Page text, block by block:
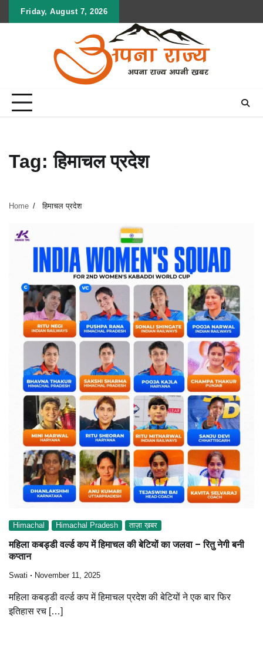
Friday, August 7, 2026
Tag:हिमाचल प्रदेश
Home हिमाचल प्रदेश
Himachal Himachal Pradesh ताज़ा ख़बर
महिला कबड्डी वर्ल्ड कप में हिमाचल की बेटियों का जलवा – रितु नेगी बनी
कप्तान
Swati November 11, 2025
महिला कबड्डी वर्ल्ड कप में हिमाचल प्रदेश की बेटियों ने एक बार फिर
इतिहास रच […]